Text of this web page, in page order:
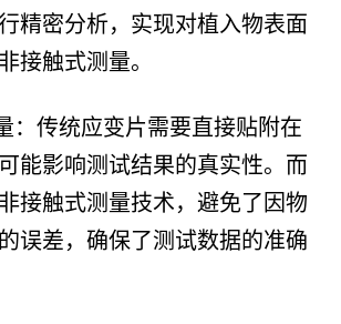
精密分析，实现对植入物表面
接触式测量。
：传统应变片需要直接贴附在
能影响测试结果的真实性。而
接触式测量技术，避免了因物
误差，确保了测试数据的准确